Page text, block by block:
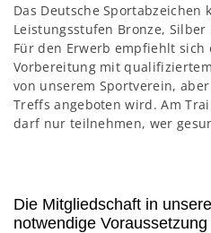
Das Deutsche Sportabzeichen
Leistungsstufen Bronze,
Für den Erwerb empfiehlt sich
Vorbereitung mit
von unserem Sportverein,
Treffs angeboten wird. Am
darf nur teilnehmen, wer
Die Mitgliedschaft in
notwendige